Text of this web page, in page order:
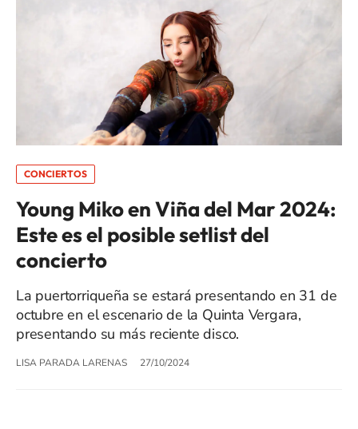
CONCIERTOS
Young Miko en Viña del Mar 2024:
Este es el posible setlist del
concierto
La puertorriqueña se estará presentando en 31 de
octubre en el escenario de la Quinta Vergara,
presentando su más reciente disco.
LISA PARADA LARENAS 27/10/2024